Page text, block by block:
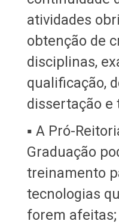
atividades
obtenção de
disciplinas,
qualificação,
dissertação e
▪ A Pró-
Graduação
treinamento
tecnologias
forem afeitas;